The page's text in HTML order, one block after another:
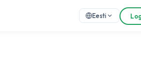
Eesti